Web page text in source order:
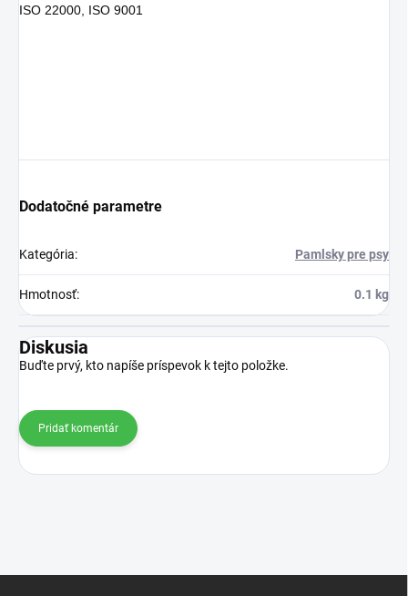
ISO 22000, ISO 9001
Dodatočné parametre
Kategória: Pamlsky pre psy
Hmotnosť: 0.1 kg
Diskusia
Buďte prvý, kto napíše príspevok k tejto položke.
Pridať komentár